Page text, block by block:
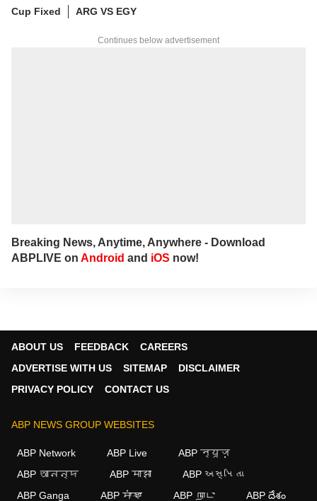
Cup Fixed
ARG VS EGY
Continues below advertisement
Breaking News, Anytime, Anywhere - Download
ABPLIVE on Android and iOS now!
ABOUT US FEEDBACK
CAREERS
ADVERTISE WITH US
SITEMAP
DISCLAIMER
PRIVACY POLICY
CONTACT US
ABP NEWS GROUP WEBSITES
ABP Network ABP Live
ABP न्यूज़
ABP আনন্দ
ABP माझा
ABP અસ્મિતા
ABP Ganga
ABP ਸਾਂਝਾ ABP நாடு ABP దేశం